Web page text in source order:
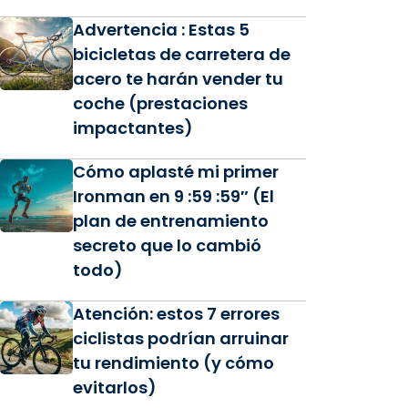
Advertencia : Estas 5
bicicletas de carretera de
acero te harán vender tu
coche (prestaciones
impactantes)
Cómo aplasté mi primer
Ironman en 9 :59 :59″ (El
plan de entrenamiento
secreto que lo cambió
todo)
Atención: estos 7 errores
ciclistas podrían arruinar
tu rendimiento (y cómo
evitarlos)